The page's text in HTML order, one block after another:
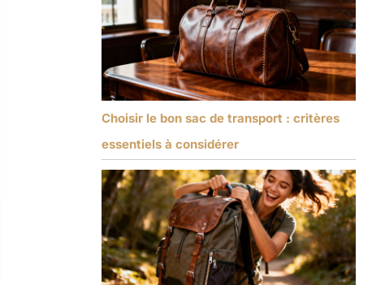
Choisir le bon sac de transport : critères
essentiels à considérer